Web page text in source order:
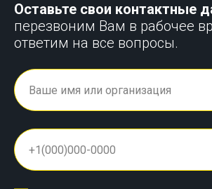
Оставьте свои контактные
перезвоним Вам в рабочее
ответим на все вопросы.